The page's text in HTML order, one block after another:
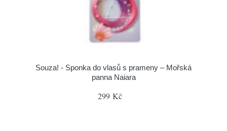
Souza! - Sponka do vlasů s prameny – Mořská
panna Naiara
299 Kč